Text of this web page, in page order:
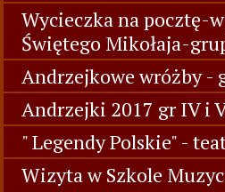
Wycieczka na pocztę-
Świętego Mikołaja-
Andrzejkowe wróżby -
Andrzejki 2017 gr IV i
" Legendy Polskie" -
Wizyta w Szkole